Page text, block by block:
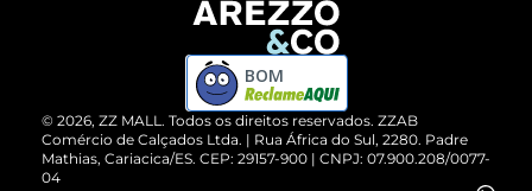
ZZ MALL é confiável
Cartão Presente
Vendas Corporativas
Devolução do Produto
Compre pelo WhatsApp
© 2026, ZZ MALL. Todos os direitos reservados. ZZAB
Comércio de Calçados Ltda. | Rua África do Sul, 2280. Padre
Mathias, Cariacica/ES. CEP: 29157-900 | CNPJ: 07.900.208/0077-
04
BOM